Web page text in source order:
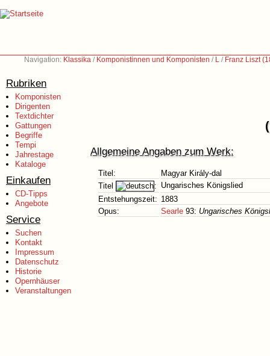
Navigation: Klassika / Komponistinnen und Komponisten / L / Franz Liszt
Rubriken
Komponisten
Dirigenten
Textdichter
Gattungen
Begriffe
Tempi
Jahrestage
Kataloge
Einkaufen
CD-Tipps
Angebote
Service
Suchen
Kontakt
Impressum
Datenschutz
Historie
Opernhäuser
Veranstaltungen
Allgemeine Angaben zum Werk:
Titel:
Magyar Király-dal
Titel
: Ungarisches Königslied
Entstehungszeit: 1883
Opus:
Searle 93: Ungarisches